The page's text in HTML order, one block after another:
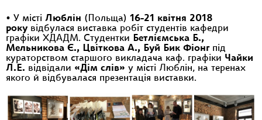
• У місті Люблін (Польща) 16-21 квітня 2018
рокувідбулася виставка робіт студентів кафедри
графіки ХДАДМ. Студентки
Бетліємська Б.,
Мельникова Є., Цвіткова А., Буй Бик Фіонгпід
кураторством старшого викладача каф. графіки Чайки
Л.Е. відвідали «Дім слів» у місті Люблін, на теренах
якого й відбувалася презентація виставки.